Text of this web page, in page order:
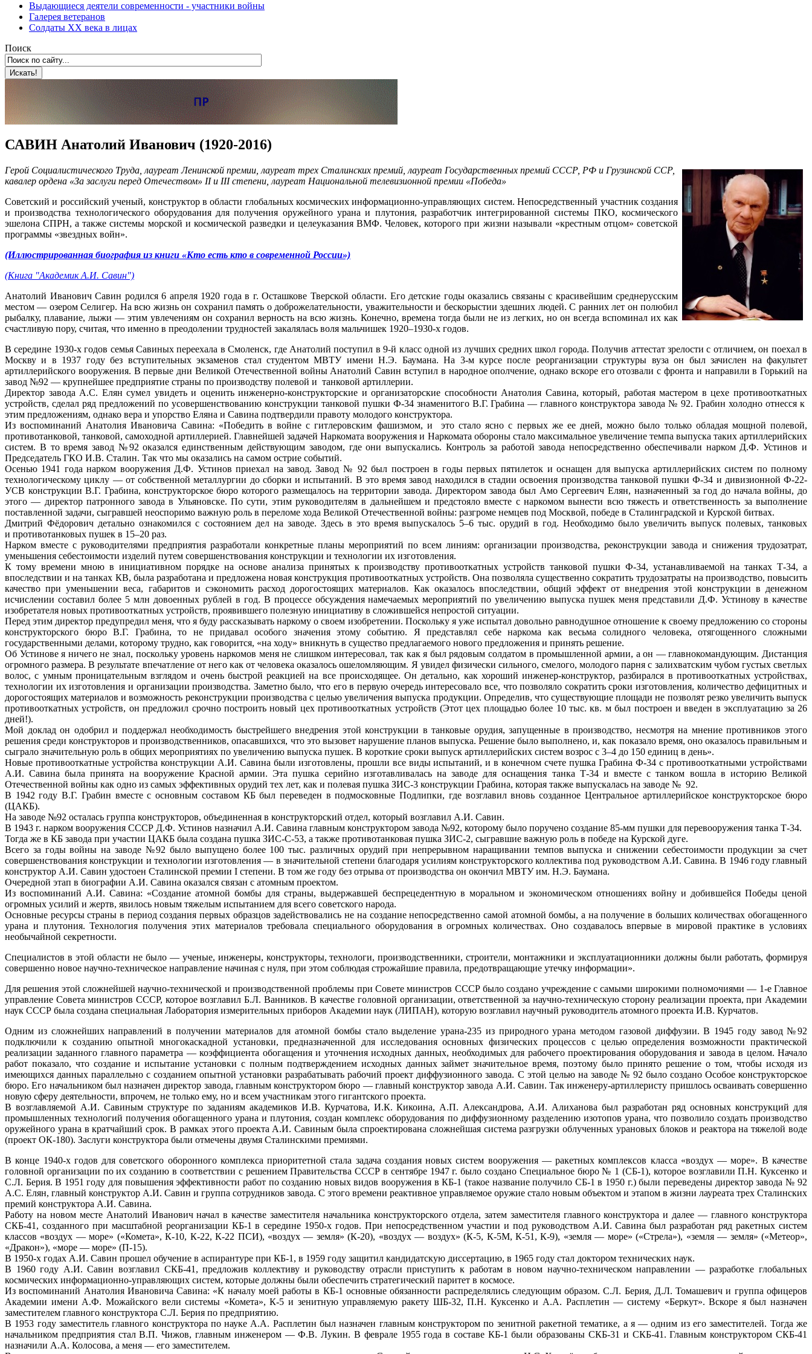
Выдающиеся деятели современности - участники войны
Галерея ветеранов
Солдаты XX века в лицах
Поиск
САВИН Анатолий Иванович (1920-2016)
Герой Социалистического Труда, лауреат Ленинской премии, лауреат трех Сталинских премий, лауреат Государственных премий СССР, РФ и Грузинской ССР,
кавалер ордена «За заслуги перед Отечеством» II и III степени, лауреат Национальной телевизионной премии «Победа»
Советский и российский ученый, конструктор в области глобальных космических информационно-управляющих систем. Непосредственный участник создания
и производства технологического оборудования для получения оружейного урана и плутония, разработчик интегрированной системы ПКО, космического
эшелона СПРН, а также системы морской и космической разведки и целеуказания ВМФ. Человек, которого при жизни называли «крестным отцом» советской
программы «звездных войн».
(Иллюстрированная биография из книги «Кто есть кто в современной России»)
(Книга "Академик А.И. Савин")
Анатолий Иванович Савин родился 6 апреля 1920 года в г. Осташкове Тверской области. Его детские годы оказались связаны с красивейшим среднерусским
местом — озером Селигер. На всю жизнь он сохранил память о доброжелательности, уважительности и бескорыстии здешних людей. С ранних лет он полюбил
рыбалку, плавание, лыжи — этим увлечениям он сохранил верность на всю жизнь. Конечно, времена тогда были не из легких, но он всегда вспоминал их как
счастливую пору, считая, что именно в преодолении трудностей закалялась воля мальчишек 1920–1930-х годов.
В середине 1930-х годов семья Савиных переехала в Смоленск, где Анатолий поступил в 9-й класс одной из лучших средних школ города. Получив аттестат зрелости с отличием, он поехал в
Москву и в 1937 году без вступительных экзаменов стал студентом МВТУ имени Н.Э. Баумана. На 3-м курсе после реорганизации структуры вуза он был зачислен на факультет
артиллерийского вооружения. В первые дни Великой Отечественной войны Анатолий Савин вступил в народное ополчение, однако вскоре его отозвали с фронта и направили в Горький на
завод №92 — крупнейшее предприятие страны по производству полевой и танковой артиллерии.
Директор завода А.С. Елян сумел увидеть и оценить инженерно-конструкторские и организаторские способности Анатолия Савина, который, работая мастером в цехе противооткатных
устройств, сделал ряд предложений по усовершенствованию конструкции танковой пушки Ф-34 знаменитого В.Г. Грабина — главного конструктора завода № 92. Грабин холодно отнесся к
этим предложениям, однако вера и упорство Еляна и Савина подтвердили правоту молодого конструктора.
Из воспоминаний Анатолия Ивановича Савина: «Победить в войне с гитлеровским фашизмом, и это стало ясно с первых же ее дней, можно было только обладая мощной полевой,
противотанковой, танковой, самоходной артиллерией. Главнейшей задачей Наркомата вооружения и Наркомата обороны стало максимальное увеличение темпа выпуска таких артиллерийских
систем. В то время завод №92 оказался единственным действующим заводом, где они выпускались. Контроль за работой завода непосредственно обеспечивали нарком Д.Ф. Устинов и
Председатель ГКО И.В. Сталин. Так что мы оказались на самом острие событий.
Осенью 1941 года нарком вооружения Д.Ф. Устинов приехал на завод. Завод № 92 был построен в годы первых пятилеток и оснащен для выпуска артиллерийских систем по полному
технологическому циклу — от собственной металлургии до сборки и испытаний. В это время завод находился в стадии освоения производства танковой пушки Ф-34 и дивизионной Ф-22-
УСВ конструкции В.Г. Грабина, конструкторское бюро которого размещалось на территории завода. Директором завода был Амо Сергеевич Елян, назначенный за год до начала войны, до
этого — директор патронного завода в Ульяновске. По сути, этим руководителям в дальнейшем и предстояло вместе с наркомом вынести всю тяжесть и ответственность за выполнение
поставленной задачи, сыгравшей неоспоримо важную роль в переломе хода Великой Отечественной войны: разгроме немцев под Москвой, победе в Сталинградской и Курской битвах.
Дмитрий Фёдорович детально ознакомился с состоянием дел на заводе. Здесь в это время выпускалось 5–6 тыс. орудий в год. Необходимо было увеличить выпуск полевых, танковых
и противотанковых пушек в 15–20 раз.
Нарком вместе с руководителями предприятия разработали конкретные планы мероприятий по всем линиям: организации производства, реконструкции завода и снижения трудозатрат,
уменьшения себестоимости изделий путем совершенствования конструкции и технологии их изготовления.
К тому времени мною в инициативном порядке на основе анализа принятых к производству противооткатных устройств танковой пушки Ф-34, устанавливаемой на танках Т-34, а
впоследствии и на танках КВ, была разработана и предложена новая конструкция противооткатных устройств. Она позволяла существенно сократить трудозатраты на производство, повысить
качество при уменьшении веса, габаритов и сэкономить расход дорогостоящих материалов. Как оказалось впоследствии, общий эффект от внедрения этой конструкции в денежном
исчислении составил более 5 млн довоенных рублей в год. В процессе обсуждения намечаемых мероприятий по увеличению выпуска пушек меня представили Д.Ф. Устинову в качестве
изобретателя новых противооткатных устройств, проявившего полезную инициативу в сложившейся непростой ситуации.
Перед этим директор предупредил меня, что я буду рассказывать наркому о своем изобретении. Поскольку я уже испытал довольно равнодушное отношение к своему предложению со стороны
конструкторского бюро В.Г. Грабина, то не придавал особого значения этому событию. Я представлял себе наркома как весьма солидного человека, отягощенного сложными
государственными делами, которому трудно, как говорится, «на ходу» вникнуть в существо предлагаемого нового предложения и принять решение.
Об Устинове я ничего не знал, поскольку уровень наркомов меня не слишком интересовал, так как я был рядовым солдатом в промышленной армии, а он — главнокомандующим. Дистанция
огромного размера. В результате впечатление от него как от человека оказалось ошеломляющим. Я увидел физически сильного, смелого, молодого парня с залихватским чубом густых светлых
волос, с умным проницательным взглядом и очень быстрой реакцией на все происходящее. Он детально, как хороший инженер-конструктор, разбирался в противооткатных устройствах,
технологии их изготовления и организации производства. Заметно было, что его в первую очередь интересовало все, что позволяло сократить сроки изготовления, количество дефицитных и
дорогостоящих материалов и возможность реконструкции производства с целью увеличения выпуска продукции. Определив, что существующие площади не позволят резко увеличить выпуск
противооткатных устройств, он предложил срочно построить новый цех противооткатных устройств (Этот цех площадью более 10 тыс. кв. м был построен и введен в эксплуатацию за 26
дней!).
Мой доклад он одобрил и поддержал необходимость быстрейшего внедрения этой конструкции в танковые орудия, запущенные в производство, несмотря на мнение противников этого
решения среди конструкторов и производственников, опасавшихся, что это вызовет нарушение планов выпуска. Решение было выполнено, и, как показало время, оно оказалось правильным и
сыграло значительную роль в общих мероприятиях по увеличению выпуска пушек. В короткие сроки выпуск артиллерийских систем возрос с 3–4 до 150 единиц в день».
Новые противооткатные устройства конструкции А.И. Савина были изготовлены, прошли все виды испытаний, и в конечном счете пушка Грабина Ф-34 с противооткатными устройствами
А.И. Савина была принята на вооружение Красной армии. Эта пушка серийно изготавливалась на заводе для оснащения танка Т-34 и вместе с танком вошла в историю Великой
Отечественной войны как одно из самых эффективных орудий тех лет, как и полевая пушка ЗИС-3 конструкции Грабина, которая также выпускалась на заводе № 92.
В 1942 году В.Г. Грабин вместе с основным составом КБ был переведен в подмосковные Подлипки, где возглавил вновь созданное Центральное артиллерийское конструкторское бюро
(ЦАКБ).
На заводе №92 осталась группа конструкторов, объединенная в конструкторский отдел, который возглавил А.И. Савин.
В 1943 г. нарком вооружения СССР Д.Ф. Устинов назначил А.И. Савина главным конструктором завода №92, которому было поручено создание 85-мм пушки для перевооружения танка Т-34.
Тогда же в КБ завода при участии ЦАКБ была создана пушка ЗИС-С-53, а также противотанковая пушка ЗИС-2, сыгравшие важную роль в победе на Курской дуге.
Всего за годы войны на заводе №92 было выпущено более 100 тыс. различных орудий при непрерывном наращивании темпов выпуска и снижении себестоимости продукции за счет
совершенствования конструкции и технологии изготовления — в значительной степени благодаря усилиям конструкторского коллектива под руководством А.И. Савина. В 1946 году главный
конструктор А.И. Савин удостоен Сталинской премии I степени. В том же году без отрыва от производства он окончил МВТУ им. Н.Э. Баумана.
Очередной этап в биографии А.И. Савина оказался связан с атомным проектом.
Из воспоминаний А.И. Савина: «Создание атомной бомбы для страны, выдержавшей беспрецедентную в моральном и экономическом отношениях войну и добившейся Победы ценой
огромных усилий и жертв, явилось новым тяжелым испытанием для всего советского народа.
Основные ресурсы страны в период создания первых образцов задействовались не на создание непосредственно самой атомной бомбы, а на получение в больших количествах обогащенного
урана и плутония. Технология получения этих материалов требовала специального оборудования в огромных количествах. Оно создавалось впервые в мировой практике в условиях
необычайной секретности.
Специалистов в этой области не было — ученые, инженеры, конструкторы, технологи, производственники, строители, монтажники и эксплуатационники должны были работать, формируя
совершенно новое научно-техническое направление начиная с нуля, при этом соблюдая строжайшие правила, предотвращающие утечку информации».
Для решения этой сложнейшей научно-технической и производственной проблемы при Совете министров СССР было создано учреждение с самыми широкими полномочиями — 1-е Главное
управление Совета министров СССР, которое возглавил Б.Л. Ванников. В качестве головной организации, ответственной за научно-техническую сторону реализации проекта, при Академии
наук СССР была создана специальная Лаборатория измерительных приборов Академии наук (ЛИПАН), которую возглавил научный руководитель атомного проекта И.В. Курчатов.
Одним из сложнейших направлений в получении материалов для атомной бомбы стало выделение урана-235 из природного урана методом газовой диффузии. В 1945 году завод №92
подключили к созданию опытной многокаскадной установки, предназначенной для исследования основных физических процессов с целью определения возможности практической
реализации заданного главного параметра — коэффициента обогащения и уточнения исходных данных, необходимых для рабочего проектирования оборудования и завода в целом. Начало
работ показало, что создание и испытание установки с полным подтверждением исходных данных займет значительное время, поэтому было принято решение о том, чтобы исходя из
имеющихся данных параллельно с созданием опытной установки разрабатывать рабочий проект диффузионного завода. С этой целью на заводе № 92 было создано Особое конструкторское
бюро. Его начальником был назначен директор завода, главным конструктором бюро — главный конструктор завода А.И. Савин. Так инженеру-артиллеристу пришлось осваивать совершенно
новую сферу деятельности, впрочем, не только ему, но и всем участникам этого гигантского проекта.
В возглавляемой А.И. Савиным структуре по заданиям академиков И.В. Курчатова, И.К. Кикоина, А.П. Александрова, А.И. Алиханова был разработан ряд основных конструкций для
промышленных технологий получения обогащенного урана и плутония, создан комплекс оборудования по диффузионному разделению изотопов урана, что позволило создать производство
оружейного урана в кратчайший срок. В рамках этого проекта А.И. Савиным была спроектирована сложнейшая система разгрузки облученных урановых блоков и реактора на тяжелой воде
(проект ОК-180). Заслуги конструктора были отмечены двумя Сталинскими премиями.
В конце 1940-х годов для советского оборонного комплекса приоритетной стала задача создания новых систем вооружения — ракетных комплексов класса «воздух — море». В качестве
головной организации по их созданию в соответствии с решением Правительства СССР в сентябре 1947 г. было создано Специальное бюро № 1 (СБ-1), которое возглавили П.Н. Куксенко и
С.Л. Берия. В 1951 году для повышения эффективности работ по созданию новых видов вооружения в КБ-1 (такое название получило СБ-1 в 1950 г.) были переведены директор завода № 92
А.С. Елян, главный конструктор А.И. Савин и группа сотрудников завода. С этого времени реактивное управляемое оружие стало новым объектом и этапом в жизни лауреата трех Сталинских
премий конструктора А.И. Савина.
Работу на новом месте Анатолий Иванович начал в качестве заместителя начальника конструкторского отдела, затем заместителя главного конструктора и далее — главного конструктора
СКБ-41, созданного при масштабной реорганизации КБ-1 в середине 1950-х годов. При непосредственном участии и под руководством А.И. Савина был разработан ряд ракетных систем
классов «воздух — море» («Комета», К-10, К-22, К-22 ПСИ), «воздух — земля» (К-20), «воздух — воздух» (К-5, К-5М, К-51, К-9), «земля — море» («Стрела»), «земля — земля» («Метеор»,
«Дракон»), «море — море» (П-15).
В 1950-х годах А.И. Савин прошел обучение в аспирантуре при КБ-1, в 1959 году защитил кандидатскую диссертацию, в 1965 году стал доктором технических наук.
В 1960 году А.И. Савин возглавил СКБ-41, предложив коллективу и руководству отрасли приступить к работам в новом научно-техническом направлении — разработке глобальных
космических информационно-управляющих систем, которые должны были обеспечить стратегический паритет в космосе.
Из воспоминаний Анатолия Ивановича Савина: «К началу моей работы в КБ-1 основные обязанности распределялись следующим образом. С.Л. Берия, Д.Л. Томашевич и группа офицеров
Академии имени А.Ф. Можайского вели системы «Комета», К-5 и зенитную управляемую ракету ШБ-32, П.Н. Куксенко и А.А. Расплетин — систему «Беркут». Вскоре я был назначен
заместителем главного конструктора С.Л. Берия по предприятию.
В 1953 году заместитель главного конструктора по науке А.А. Расплетин был назначен главным конструктором по зенитной ракетной тематике, а я — одним из его заместителей. Тогда же
начальником предприятия стал В.П. Чижов, главным инженером — Ф.В. Лукин. В феврале 1955 года в составе КБ-1 были образованы СКБ-31 и СКБ-41. Главным конструктором СКБ-41
назначили А.А. Колосова, а меня — его заместителем.